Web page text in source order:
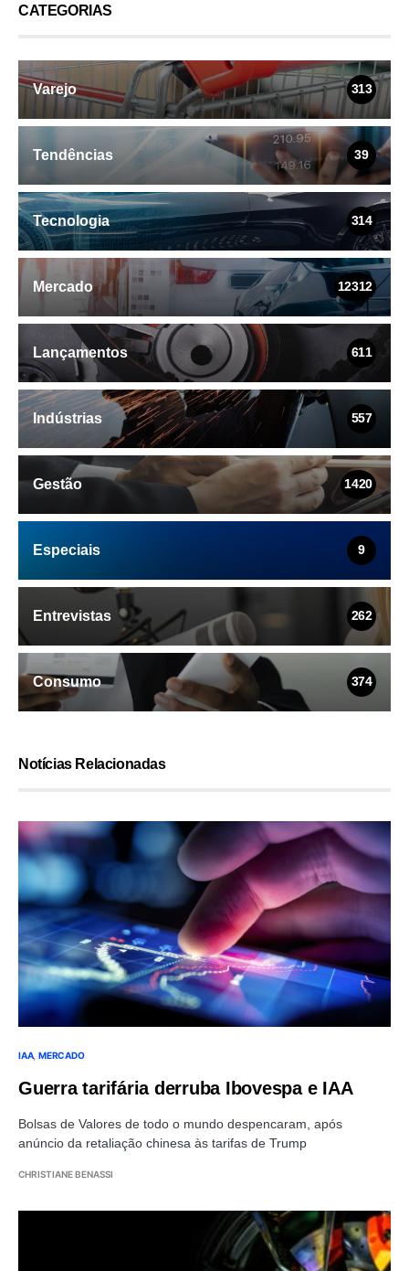
CATEGORIAS
Varejo 313
Tendências 39
Tecnologia 314
Mercado 12312
Lançamentos 611
Indústrias 557
Gestão 1420
Especiais 9
Entrevistas 262
Consumo 374
Notícias Relacionadas
IAA MERCADO
Guerra tarifária derruba Ibovespa e IAA
Bolsas de Valores de todo o mundo despencaram, após
anúncio da retaliação chinesa às tarifas de Trump
CHRISTIANE BENASSI